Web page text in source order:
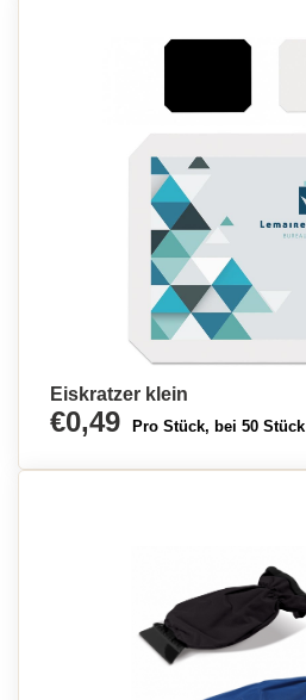
Eiskratzer klein
€0,49 Pro Stück, bei 50 Stück